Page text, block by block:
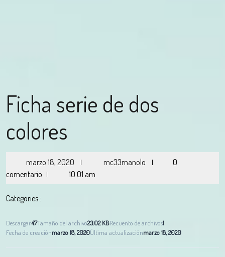
Ficha serie de dos
colores
marzo 18, 2020 | mc33manolo |
0
comentario | 10:01 am
Categories :
Descargar47Tamaño del archivo23.02 KBRecuento de archivos1
Fecha de creaciónmarzo 18, 2020Última actualizaciónmarzo 18, 2020